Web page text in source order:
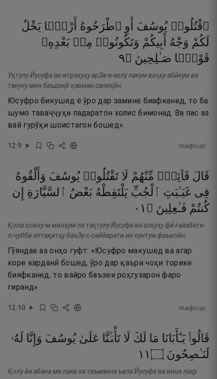
ٱقْتُلُوا۟ يُوسُفَ أَوِ ٱطْرَحُوهُ أَرْضًۭا يَخْلُ
لَكُمْ وَجْهُ أَبِيكُمْ وَتَكُونُوا۟ مِنۢ بَعْدِهِۦ
قَوْمًۭا صَـٰلِحِينَ ۝٩
Уқтулу Йусуфа ав-итраҳуҳу арЗа-я-яхлу лакум ваҷҳу абӣкум ва
такуну мин баъдиҳӣ қавман салиҳӣн.
Юсуфро бикушед ё ӯро дар замине биафканед, то ба
шумо таваҷҷуҳи падаратон холис бимонад. Ва пас аз
вай гурӯҳи шоистагон бошед».
12:9 тафсир
قَالَ قَآئِلٌۭ مِّنْهُمْ لَا تَقْتُلُوا۟ يُوسُفَ وَأَلْقُوهُ
فِى غَيَـٰبَتِ ٱلْجُبِّ يَلْتَقِطْهُ بَعْضُ ٱلسَّيَّارَةِ
إِن
كُنتُمْ فَـٰعِلِينَ ۝ ١٠
Қола қоилу-м минҳум ла тақтулу Йусуфа ва алқуҳу фӣ ғайабати-
л-ҷубби ялтақитҳу баъЗу-с-саййарати ин кунтум фаъилӣн.
Гӯяндае аз онҳо гуфт: «Юсуфро макушед ва агар
коре карданӣ бошед, ӯро дар қаъри чоҳи торике
бияфканед, то вайро баъзеи роҳгузарон фаро
гиранд».
12:10 тафсир
قَالُوا۟ يَـٰٓأَبَانَا مَا لَكَ لَا تَأْمَ۫نَّا عَلَىٰ يُوسُفَ وَإِنَّا لَهُۥ
لَنَـٰصِحُونَ ۝١١
Қолу йа абана ма лака ла таъманна ъала Йусуфа ва инна лаҳу